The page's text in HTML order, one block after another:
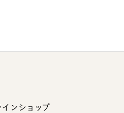
インショップ